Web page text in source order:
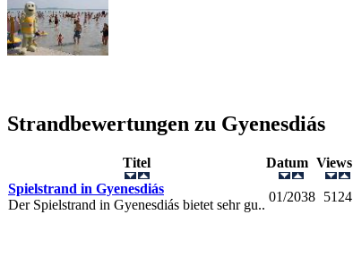
Strandbewertungen zu Gyenesdiás
Titel Datum Views
Spielstrand in Gyenesdiás
Der Spielstrand in Gyenesdiás bietet sehr gu..
01/2038 5124